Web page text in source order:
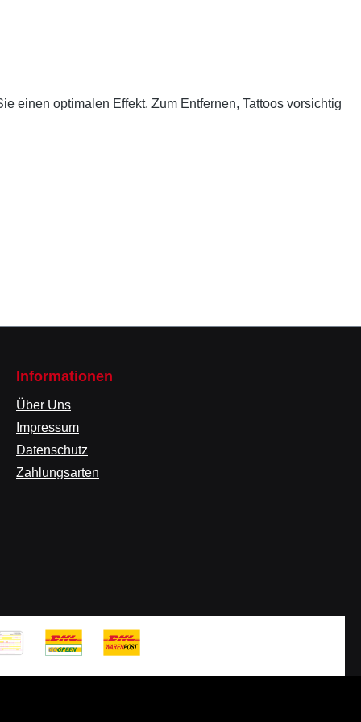
einen optimalen Effekt. Zum Entfernen, Tattoos vorsichtig
Informationen
Über Uns
Impressum
Datenschutz
Zahlungsarten